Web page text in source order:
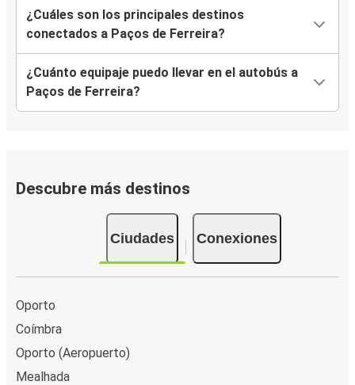
¿Cuáles son los principales destinos
conectados a Paços de Ferreira?
¿Cuánto equipaje puedo llevar en el autobús a
Paços de Ferreira?
Descubre más destinos
Ciudades Conexiones
Oporto
Coímbra
Oporto (Aeropuerto)
Mealhada